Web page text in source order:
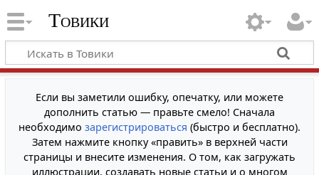
Товики
Если вы заметили ошибку, опечатку, или можете
дополнить статью — правьте смело! Сначала
необходимо зарегистрироваться (быстро и бесплатно).
Затем нажмите кнопку «править» в верхней части
страницы и внесите изменения. О том, как загружать
иллюстрации, создавать новые статьи и о многом